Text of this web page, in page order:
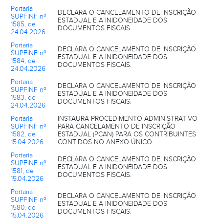
Portaria
SUPFINF nº
1585, de
24.04.2026
DECLARA O CANCELAMENTO DE INSCRIÇÃO
ESTADUAL E A INIDONEIDADE DOS
DOCUMENTOS FISCAIS.
Portaria
SUPFINF nº
1584, de
24.04.2026
DECLARA O CANCELAMENTO DE INSCRIÇÃO
ESTADUAL E A INIDONEIDADE DOS
DOCUMENTOS FISCAIS.
Portaria
SUPFINF nº
1583, de
24.04.2026
DECLARA O CANCELAMENTO DE INSCRIÇÃO
ESTADUAL E A INIDONEIDADE DOS
DOCUMENTOS FISCAIS.
Portaria
SUPFINF nº
1582, de
15.04.2026
INSTAURA PROCEDIMENTO ADMINISTRATIVO
PARA CANCELAMENTO DE INSCRIÇÃO
ESTADUAL (PCAN) PARA OS CONTRIBUINTES
CONTIDOS NO ANEXO ÚNICO.
Portaria
SUPFINF nº
1581, de
15.04.2026
DECLARA O CANCELAMENTO DE INSCRIÇÃO
ESTADUAL E A INIDONEIDADE DOS
DOCUMENTOS FISCAIS.
Portaria
SUPFINF nº
1580, de
15.04.2026
DECLARA O CANCELAMENTO DE INSCRIÇÃO
ESTADUAL E A INIDONEIDADE DOS
DOCUMENTOS FISCAIS.